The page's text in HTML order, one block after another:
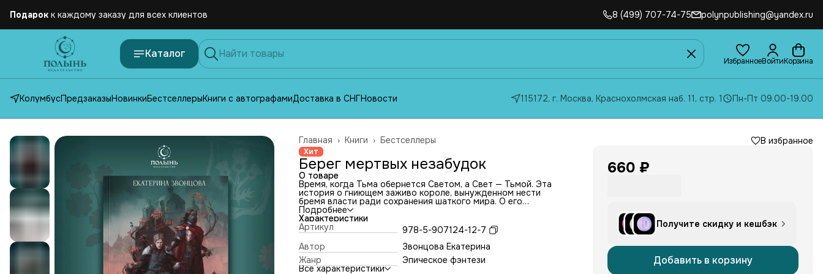
Бесплатная доставка по России от 2500 рублей 8 (499) 707-74-75 polynpublishing@yandex.ru
Каталог
ИзбранноеВойтиКорзина
КолумбусПредзаказыНовинкиБестселлерыКниги с автографамиДоставка в СНГНовости 115172, г. Москва, Краснохолмская наб. 11, стр. 1 Пн-Пт 09.00-19.00
Бестселлеры
Книги ›
Главная ›
Хит
Берег мертвых незабудок
О товаре
Время, когда Тьма обернется Светом, а Свет — Тьмой. Эта
история о гниющем заживо короле, вынужденном нести
бремя власти ради сохранения шаткого мира. О его
благородном враге, обреченном на путь мести. О гении,
расписавшем фресками храм Смерти, и его ученике, чье
сердце отравлено завистью к таланту своего учителя. Эти
герои поведают о закате Цивилизации Общего Берега —
древней жемчужины Двух Морей. Как вспыхнувший
религиозный конфликт мгновенно разгорелся пожаром войны
по всему континенту. Теперь для каждого, кто взял в руки
оружие, настало время непростого выбора.
Подробнее
Характеристики
Артикул
978-5-907124-12-7
Автор
Звонцова Екатерина
Жанр
Эпическое фэнтези
Все характеристики
В избранное
660 ₽
Получите скидку и кешбэк
Добавить в корзину